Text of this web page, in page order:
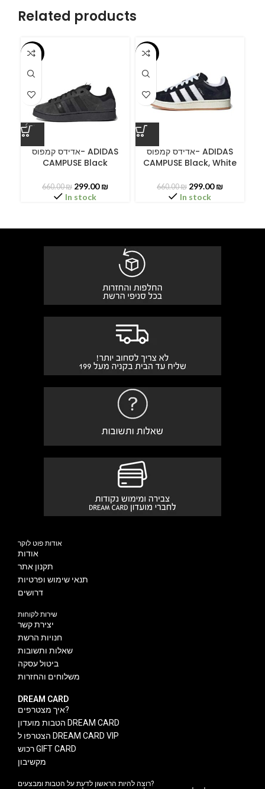
Related products
-55%
אדידס קמפוס- ADIDAS
CAMPUSE Black
660.00₪ 299.00₪
In stock
-55%
אדידס קמפוס- ADIDAS
CAMPUSE Black, White
660.00₪ 299.00₪
In stock
אודות פוט לוקר
אודות
תקנון אתר
תנאי שימוש ופרטיות
דרושים
שירות לקוחות
יצירת קשר
חנויות הרשת
שאלות ותשובות
ביטול עסקה
משלוחים והחזרות
DREAM CARD
איך מצטרפים?
הטבות מועדון DREAM CARD
הצטרפו ל DREAM CARD VIP
רכוש GIFT CARD
מקשיבון
רוצה להיות הראשון לדעת על הטבות ומבצעים?